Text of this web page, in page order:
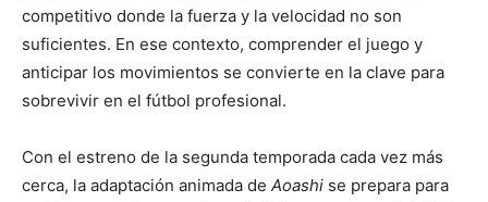
competitivo donde la fuerza y la velocidad no son
suficientes. En ese contexto, comprender el juego y
anticipar los movimientos se convierte en la clave para
sobrevivir en el fútbol profesional.
Con el estreno de la segunda temporada cada vez más
cerca, la adaptación animada de Aoashi se prepara para